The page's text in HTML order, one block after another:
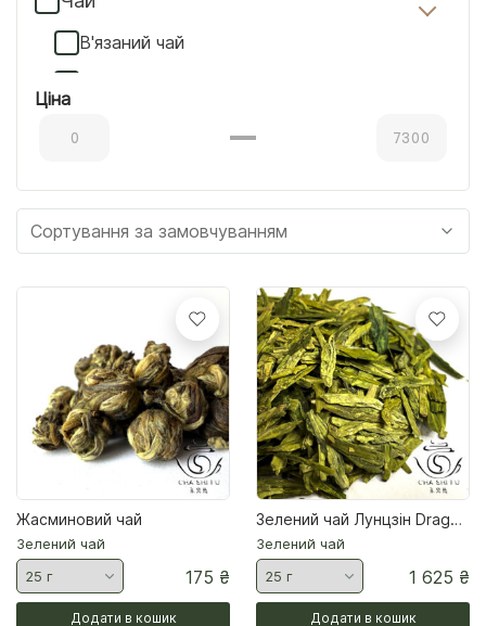
В'язаний чай
Матча
Не чайний чай
Смоли
Червоний чай
Чорний чай "Хей Ча"
Шен Пуери
Подарункові набори
Ціна
Жасминовий чай
Зелений чай
175 ₴
Додати в кошик
Зелений чай Лунцзін Dragon Well 2026
Зелений чай
1 625 ₴
Додати в кошик